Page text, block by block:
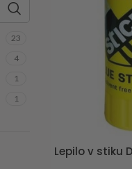
23
4
1
1
Lepilo v stiku